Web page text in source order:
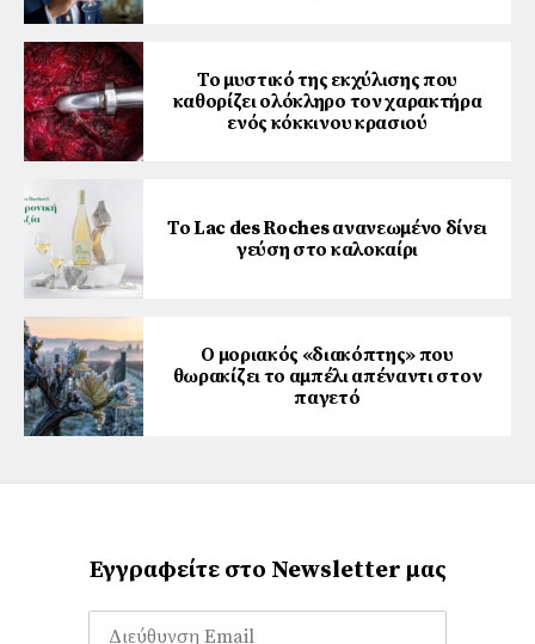
Το μυστικό της εκχύλισης που
καθορίζει ολόκληρο τον χαρακτήρα
ενός κόκκινου κρασιού
Το Lac des Roches ανανεωμένο δίνει
γεύση στο καλοκαίρι
Ο μοριακός «διακόπτης» που
θωρακίζει το αμπέλι απέναντι στον
παγετό
Εγγραφείτε στο Newsletter μας